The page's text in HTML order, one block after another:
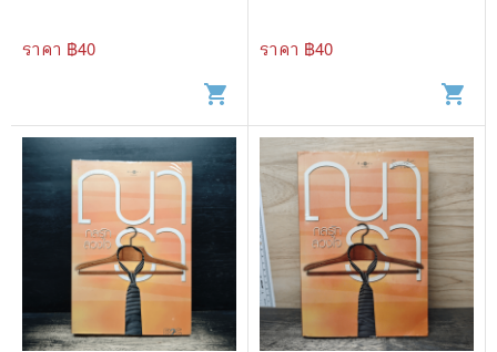
ราคา ฿40
shopping_cart
ราคา ฿40
shopping_cart